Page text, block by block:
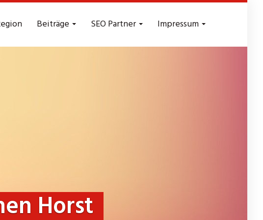
Beiträge SEO Partner Impressum
Horst